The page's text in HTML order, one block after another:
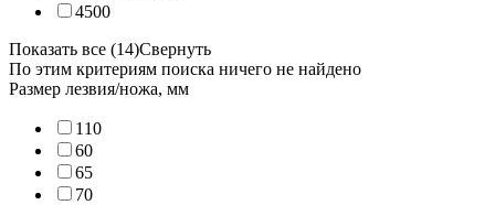
4500
Показать все (14)Свернуть
По этим критериям поиска ничего не найдено
Размер лезвия/ножа, мм
110
60
65
70